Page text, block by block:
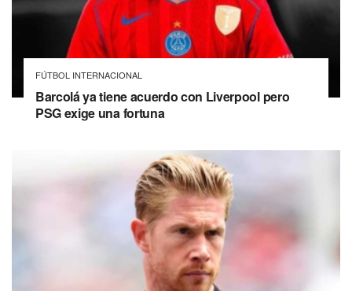
FÚTBOL INTERNACIONAL
Barcolá ya tiene acuerdo con Liverpool pero
PSG exige una fortuna